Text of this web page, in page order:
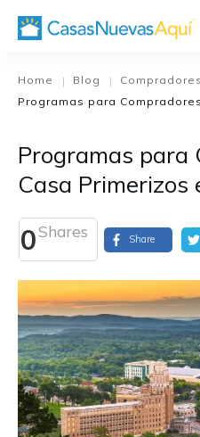
Home | Blog |
Programas para
Casa Primerizos
0Shares Share